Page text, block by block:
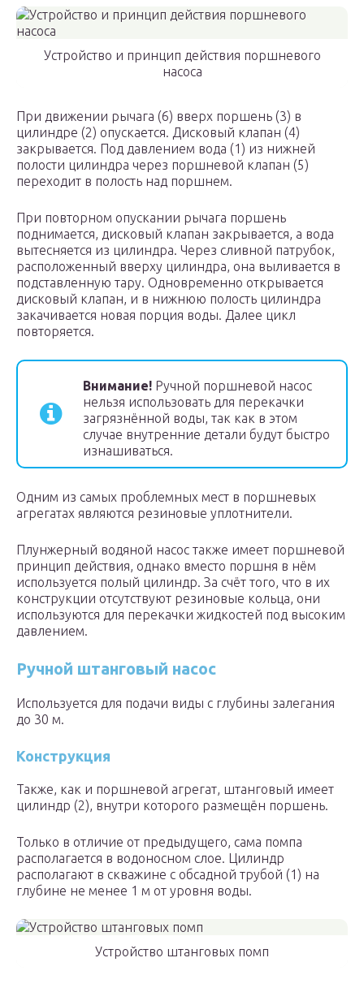
Устройство и принцип действия поршневого
насоса
При движении рычага (6) вверх поршень (3) в
цилиндре (2) опускается. Дисковый клапан (4)
закрывается. Под давлением вода (1) из нижней
полости цилиндра через поршневой клапан (5)
переходит в полость над поршнем.
При повторном опускании рычага поршень
поднимается, дисковый клапан закрывается, а вода
вытесняется из цилиндра. Через сливной патрубок,
расположенный вверху цилиндра, она выливается в
подставленную тару. Одновременно открывается
дисковый клапан, и в нижнюю полость цилиндра
закачивается новая порция воды. Далее цикл
повторяется.
Внимание! Ручной поршневой насос
нельзя использовать для перекачки
загрязнённой воды, так как в этом
случае внутренние детали будут быстро
изнашиваться.
Одним из самых проблемных мест в поршневых
агрегатах являются резиновые уплотнители.
Плунжерный водяной насос также имеет поршневой
принцип действия, однако вместо поршня в нём
используется полый цилиндр. За счёт того, что в их
конструкции отсутствуют резиновые кольца, они
используются для перекачки жидкостей под высоким
давлением.
Ручной штанговый насос
Используется для подачи виды с глубины залегания
до 30 м.
Конструкция
Также, как и поршневой агрегат, штанговый имеет
цилиндр (2), внутри которого размещён поршень.
Только в отличие от предыдущего, сама помпа
располагается в водоносном слое. Цилиндр
располагают в скважине с обсадной трубой (1) на
глубине не менее 1 м от уровня воды.
Устройство штанговых помп